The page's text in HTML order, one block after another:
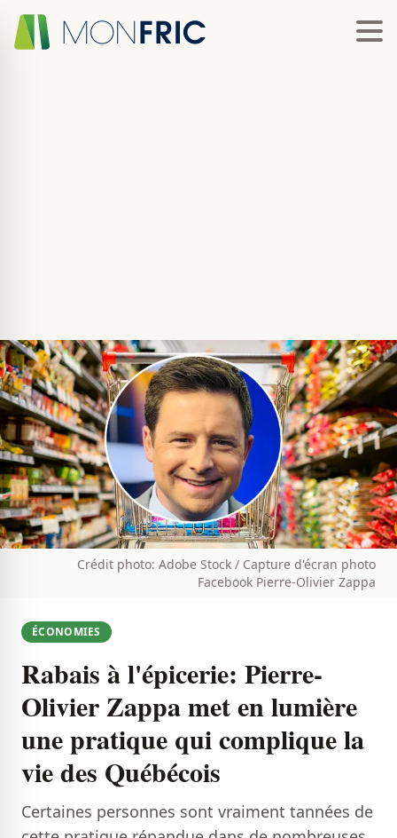
Crédit photo: Adobe Stock / Capture d'écran photo
Facebook Pierre-Olivier Zappa
ÉCONOMIES
Rabais à l'épicerie: Pierre-
Olivier Zappa met en lumière
une pratique qui complique la
vie des Québécois
Certaines personnes sont vraiment tannées de